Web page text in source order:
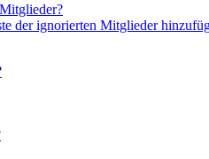
der ignorierten Mitglieder